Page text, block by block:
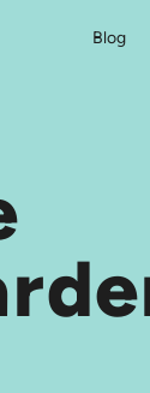
Blog